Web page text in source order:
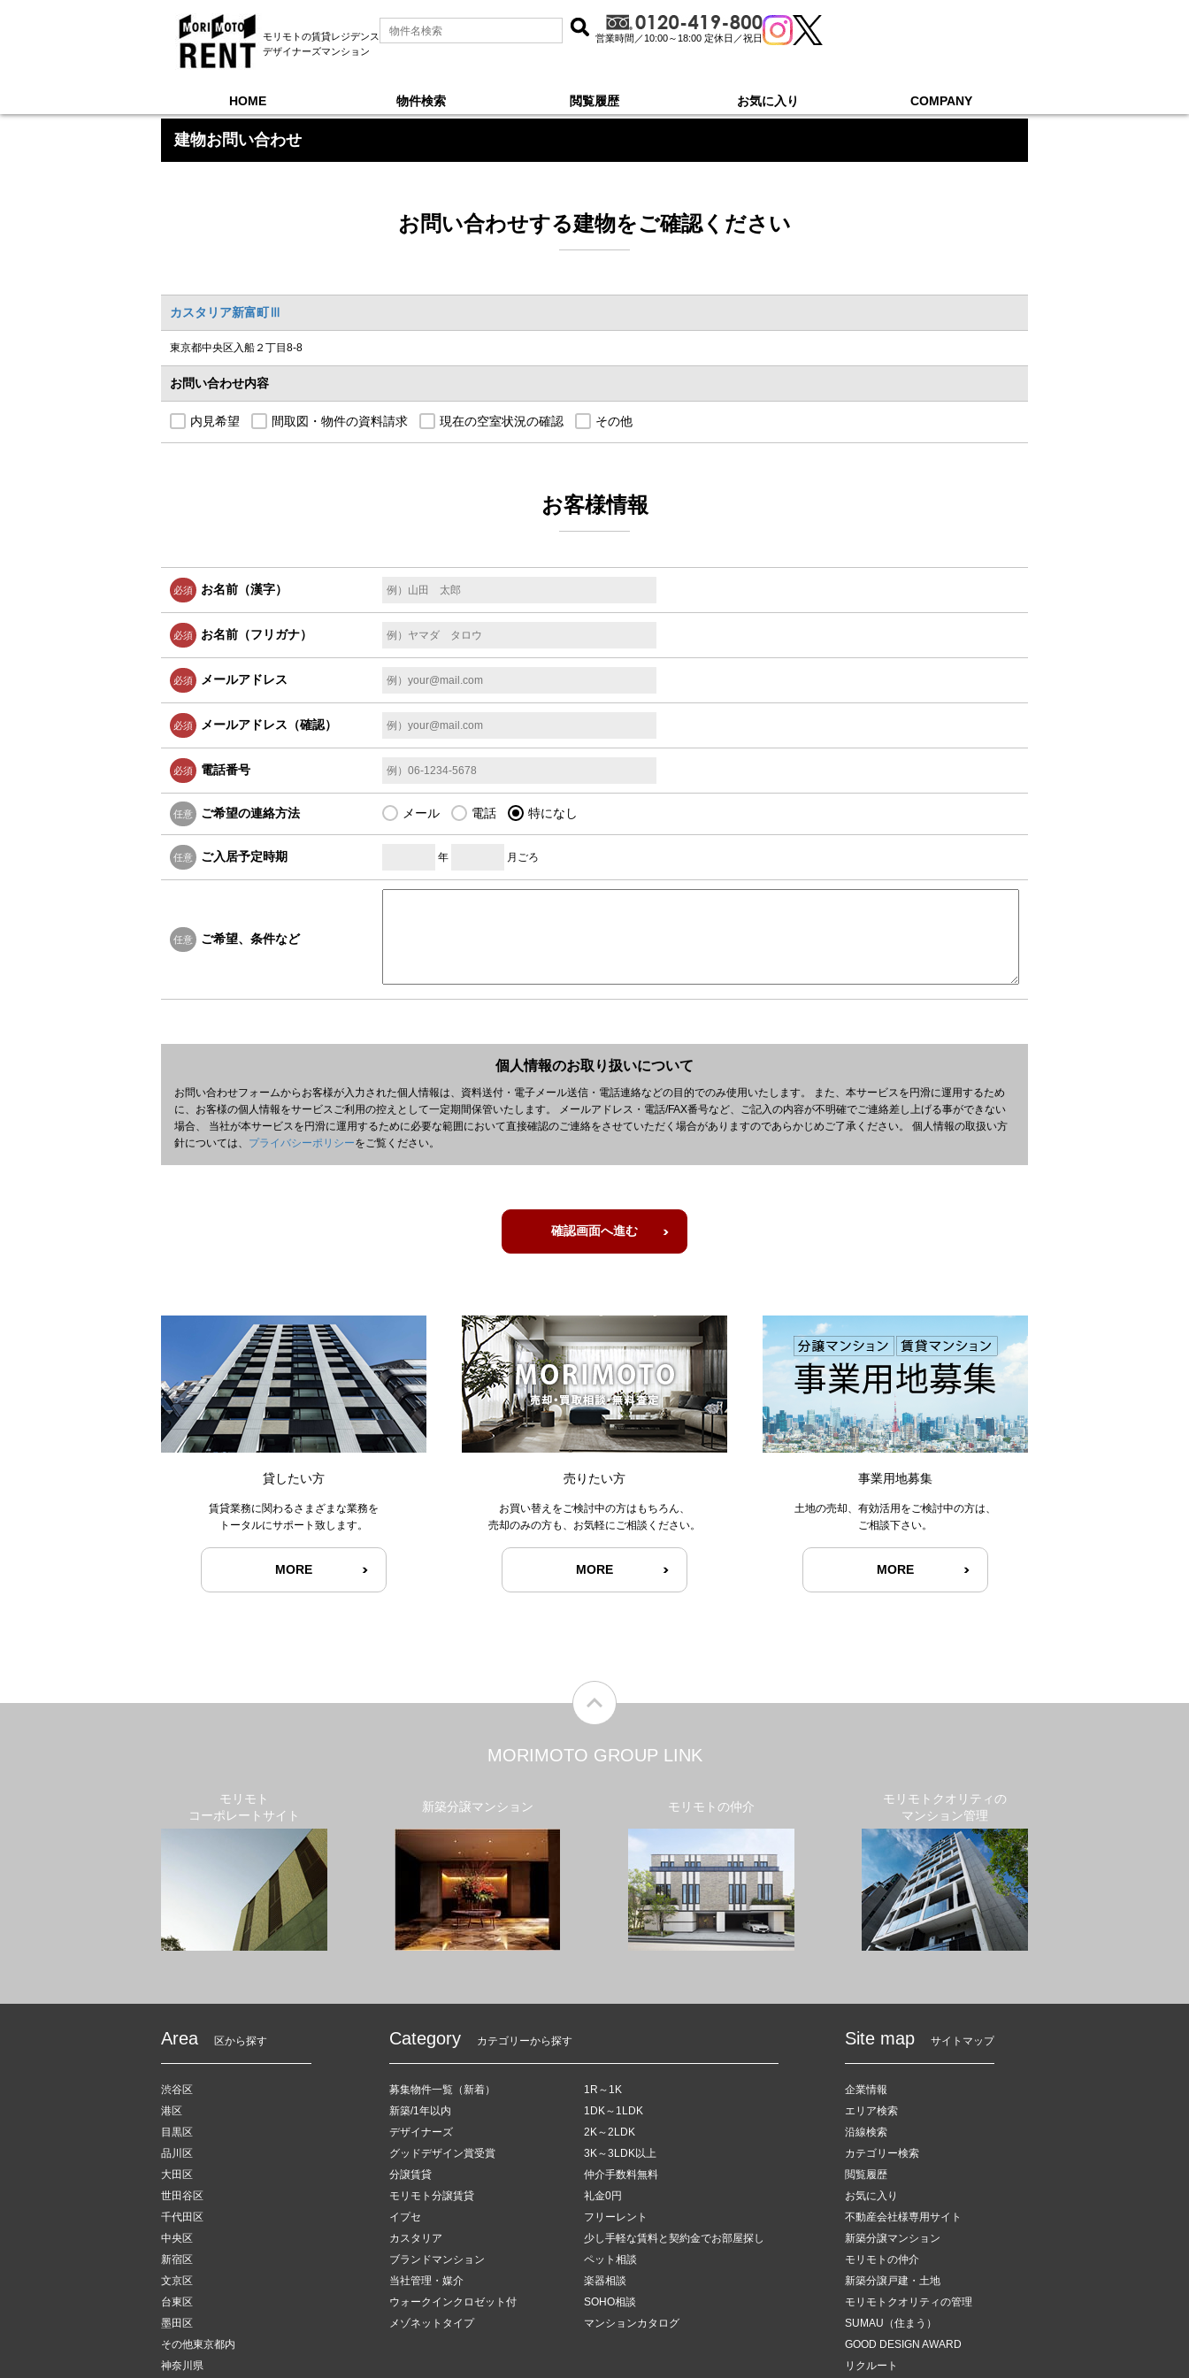
モリモトの賃貸レジデンス
デザイナーズマンション
営業時間／10:00～18:00 定休日／祝日
HOME 物件検索 閲覧履歴 お気に入り COMPANY
モリモトレントTOP ＞
建物お問い合わせ
お問い合わせする建物をご確認ください
カスタリア新富町Ⅲ
東京都中央区入船２丁目8-8
お問い合わせ内容
内見希望 間取図・物件の資料請求 現在の空室状況の確認 その他
お客様情報
必須 お名前（漢字）
必須 お名前（フリガナ）
必須 メールアドレス
必須 メールアドレス（確認）
必須 電話番号
任意 ご希望の連絡方法 メール 電話 特になし
任意 ご入居予定時期 年 月ごろ
任意 ご希望、条件など
個人情報のお取り扱いについて
お問い合わせフォームからお客様が入力された個人情報は、資料送付・電子メール送信・電話連絡などの目的でのみ使用いたします。 また、本サービスを円滑に運用するため
に、お客様の個人情報をサービスご利用の控えとして一定期間保管いたします。 メールアドレス・電話/FAX番号など、ご記入の内容が不明確でご連絡差し上げる事ができない
場合、 当社が本サービスを円滑に運用するために必要な範囲において直接確認のご連絡をさせていただく場合がありますのであらかじめご了承ください。 個人情報の取扱い方
針については、 プライバシーポリシーをご覧ください。
貸したい方
賃貸業務に関わるさまざまな業務を
トータルにサポート致します。
MORE
売りたい方
お買い替えをご検討中の方はもちろん、
売却のみの方も、お気軽にご相談ください。
MORE
事業用地募集
土地の売却、有効活用をご検討中の方は、
ご相談下さい。
MORE
MORIMOTO GROUP LINK
モリモト
コーポレートサイト
新築分譲マンション モリモトの仲介
モリモトクオリティの
マンション管理
Area 区から探す
渋谷区
港区
目黒区
品川区
大田区
世田谷区
千代田区
中央区
新宿区
文京区
台東区
墨田区
その他東京都内
神奈川県
Category カテゴリーから探す
募集物件一覧（新着）
新築/1年以内
デザイナーズ
グッドデザイン賞受賞
分譲賃貸
モリモト分譲賃貸
イプセ
カスタリア
ブランドマンション
当社管理・媒介
ウォークインクロゼット付
メゾネットタイプ
1R～1K
1DK～1LDK
2K～2LDK
3K～3LDK以上
仲介手数料無料
礼金0円
フリーレント
少し手軽な賃料と契約金でお部屋探し
ペット相談
楽器相談
SOHO相談
マンションカタログ
Site map サイトマップ
企業情報
エリア検索
沿線検索
カテゴリー検索
閲覧履歴
お気に入り
不動産会社様専用サイト
新築分譲マンション
モリモトの仲介
新築分譲戸建・土地
モリモトクオリティの管理
SUMAU（住まう）
GOOD DESIGN AWARD
リクルート